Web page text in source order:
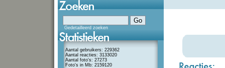
Gedetailleerd zoeken
Aantal gebruikers: 229362
Aantal reacties: 3133020
Aantal foto's: 27273
Foto's in Mb: 2159120